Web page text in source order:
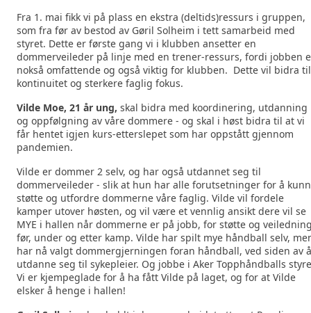
Fra 1. mai fikk vi på plass en ekstra (deltids)ressurs i gruppen,
som fra før av bestod av Gøril Solheim i tett samarbeid med
styret. Dette er første gang vi i klubben ansetter en
dommerveileder på linje med en trener-ressurs, fordi jobben
nokså omfattende og også viktig for klubben. Dette vil bidra til
kontinuitet og sterkere faglig fokus.
Vilde Moe, 21 år ung, skal bidra med koordinering, utdanning
og oppfølgning av våre dommere - og skal i høst bidra til at vi
får hentet igjen kurs-etterslepet som har oppstått gjennom
pandemien.
Vilde er dommer 2 selv, og har også utdannet seg til
dommerveileder - slik at hun har alle forutsetninger for å
støtte og utfordre dommerne våre faglig. Vilde vil fordele
kamper utover høsten, og vil være et vennlig ansikt dere vil se
MYE i hallen når dommerne er på jobb, for støtte og
før, under og etter kamp. Vilde har spilt mye håndball selv,
har nå valgt dommergjerningen foran håndball, ved siden av å
utdanne seg til sykepleier. Og jobbe i Aker Topphåndballs
Vi er kjempeglade for å ha fått Vilde på laget, og for at Vilde
elsker å henge i hallen!